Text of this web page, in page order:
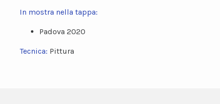
In mostra nella tappa:
Padova 2020
Tecnica: Pittura